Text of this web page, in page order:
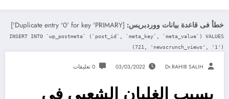
خطأ فى قاعدة بيانات ووردبريس: [Duplicate entry '0' for key 'PRIMARY']
INSERT INTO `wp_postmeta` (`post_id`, `meta_key`, `meta_value`) VALUES
(721, 'newscrunch_views', '1')
Dr.RAHIB SALIH
03/03/2022 0 تعليقات
بسبب الغليان الشعبي في